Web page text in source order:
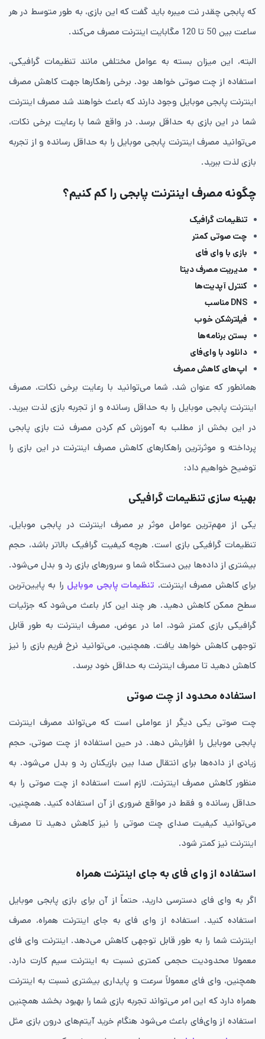
که پابجی چقدر نت میبره باید گفت که این بازی، به طور متوسط در هر
ساعت بین 50 تا 120 مگابایت اینترنت مصرف می‌کند.
البته، این میزان بسته به عوامل مختلفی مانند تنظیمات گرافیکی،
استفاده از چت صوتی خواهد بود. برخی راهکارها جهت کاهش مصرف
اینترنت پابجی موبایل وجود دارند که باعث خواهند شد مصرف اینترنت
شما در این بازی به حداقل برسد. در واقع شما با رعایت برخی نکات،
می‌توانید مصرف اینترنت پابجی موبایل را به حداقل رسانده و از تجربه
بازی لذت ببرید.
چگونه مصرف اینترنت پابجی را کم کنیم؟
تنظیمات گرافیک
چت صوتی کمتر
بازی با وای فای
مدیریت مصرف دیتا
کنترل آپدیت‌ها
DNS مناسب
فیلترشکن خوب
بستن برنامه‌ها
دانلود با وای‌فای
اپ‌های کاهش مصرف
همانطور که عنوان شد، شما می‌توانید با رعایت برخی نکات، مصرف
اینترنت پابجی موبایل را به حداقل رسانده و از تجربه بازی لذت ببرید.
در این بخش از مطلب به آموزش کم کردن مصرف نت بازی پابجی
پرداخته و موثرترین راهکارهای کاهش مصرف اینترنت در این بازی را
توضیح خواهیم داد:
بهینه سازی تنظیمات گرافیکی
یکی از مهم‌ترین عوامل موثر بر مصرف اینترنت در پابجی موبایل،
تنظیمات گرافیکی بازی است. هرچه کیفیت گرافیک بالاتر باشد، حجم
بیشتری از داده‌ها بین دستگاه شما و سرورهای بازی رد و بدل می‌شود.
برای کاهش مصرف اینترنت، تنظیمات پابجی موبایل را به پایین‌ترین
سطح ممکن کاهش دهید. هر چند این کار باعث می‌شود که جزئیات
گرافیکی بازی کمتر شود، اما در عوض، مصرف اینترنت به طور قابل
توجهی کاهش خواهد یافت. همچنین، می‌توانید نرخ فریم بازی را نیز
کاهش دهید تا مصرف اینترنت به حداقل خود برسد.
استفاده محدود از چت صوتی
چت صوتی یکی دیگر از عواملی است که می‌تواند مصرف اینترنت
پابجی موبایل را افزایش دهد. در حین استفاده از چت صوتی، حجم
زیادی از داده‌ها برای انتقال صدا بین بازیکنان رد و بدل می‌شود. به
منظور کاهش مصرف اینترنت، لازم است استفاده از چت صوتی را به
حداقل رسانده و فقط در مواقع ضروری از آن استفاده کنید. همچنین،
می‌توانید کیفیت صدای چت صوتی را نیز کاهش دهید تا مصرف
اینترنت نیز کمتر شود.
استفاده از وای ‌فای به جای اینترنت همراه
اگر به وای ‌فای دسترسی دارید، حتماً از آن برای بازی پابجی موبایل
استفاده کنید. استفاده از وای ‌فای به جای اینترنت همراه، مصرف
اینترنت شما را به طور قابل توجهی کاهش می‌دهد. اینترنت وای فای
معمولا محدودیت حجمی کمتری نسبت به اینترنت سیم کارت دارد.
همچنین، وای‌ فای معمولاً سرعت و پایداری بیشتری نسبت به اینترنت
همراه دارد که این امر می‌تواند تجربه بازی شما را بهبود بخشد همچنین
استفاده از وای‌فای باعث می‌شود هنگام خرید آیتم‌های درون بازی مثل